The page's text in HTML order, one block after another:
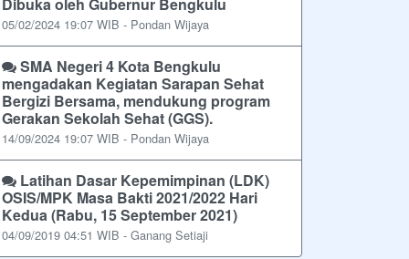
05/02/2024 19:07 WIB - Pondan Wijaya
SMA Negeri 4 Kota Bengkulu
mengadakan Kegiatan Sarapan Sehat
Bergizi Bersama, mendukung program
Gerakan Sekolah Sehat (GGS).
14/09/2024 19:07 WIB - Pondan Wijaya
Latihan Dasar Kepemimpinan (LDK)
OSIS/MPK Masa Bakti 2021/2022 Hari
Kedua (Rabu, 15 September 2021)
04/09/2019 04:51 WIB - Ganang Setiaji